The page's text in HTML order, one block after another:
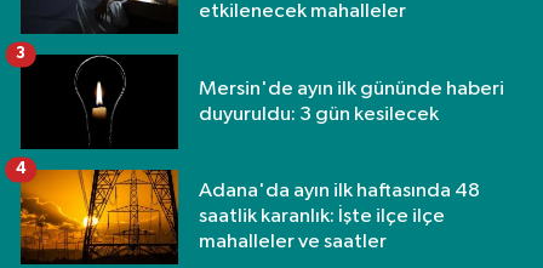
etkilenecek mahalleler
Mersin'de ayın ilk gününde haberi
duyuruldu: 3 gün kesilecek
3
Adana'da ayın ilk haftasında 48
saatlik karanlık: İşte ilçe ilçe
mahalleler ve saatler
4